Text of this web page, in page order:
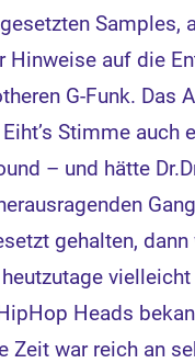
Samples,
Hinweise auf die
G-Funk. Das
Stimme auch
– und hätte
gehalten, dann
vielleicht
Heads
Zeit war reich an